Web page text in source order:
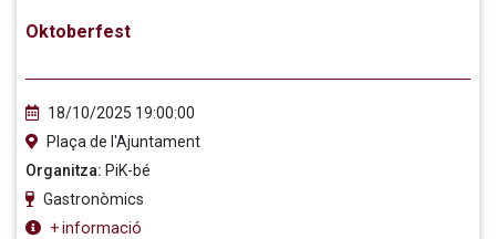
Oktoberfest
18/10/2025 19:00:00
Plaça de l'Ajuntament
Organitza: PiK-bé
Gastronòmics
+ informació